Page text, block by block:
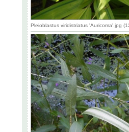
Pleioblastus viridistriatus 'Auricoma'.jpg